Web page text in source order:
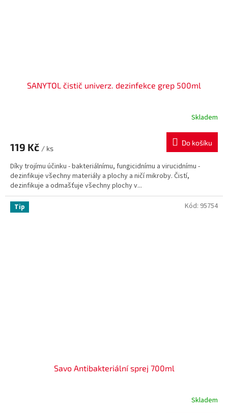
SANYTOL čistič univerz. dezinfekce grep 500ml
Skladem
119 Kč / ks
Do košíku
Díky trojímu účinku - bakteriálnímu, fungicidnímu a virucidnímu -
dezinfikuje všechny materiály a plochy a ničí mikroby. Čistí,
dezinfikuje a odmašťuje všechny plochy v...
Tip
Savo Antibakteriální sprej 700ml
Skladem
Kód: 95754